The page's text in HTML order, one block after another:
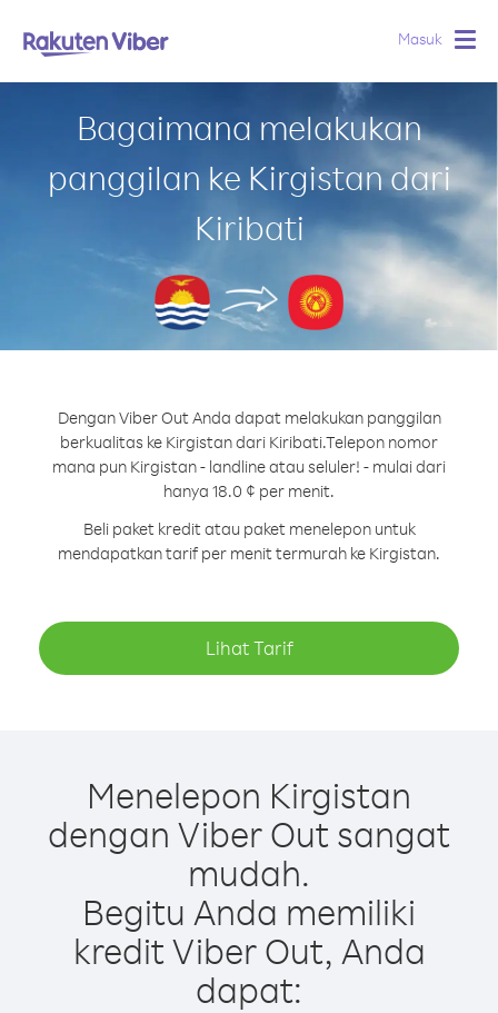
Masuk
Bagaimana melakukan
panggilan ke Kirgistan dari
Kiribati
Dengan Viber Out Anda dapat melakukan panggilan
berkualitas ke Kirgistan dari Kiribati.Telepon nomor
mana pun Kirgistan - landline atau seluler! - mulai dari
hanya 18.0 ¢ per menit.
Beli paket kredit atau paket menelepon untuk
mendapatkan tarif per menit termurah ke Kirgistan.
Lihat Tarif
Menelepon Kirgistan
dengan Viber Out sangat
mudah.
Begitu Anda memiliki
kredit Viber Out, Anda
dapat: